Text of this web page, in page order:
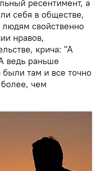
ресентимент, а
себя в обществе,
свойственно
нравов,
крича: "А
ведь раньше
там и все точно
чем